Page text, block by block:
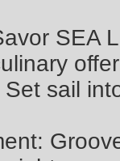
SEA
sail